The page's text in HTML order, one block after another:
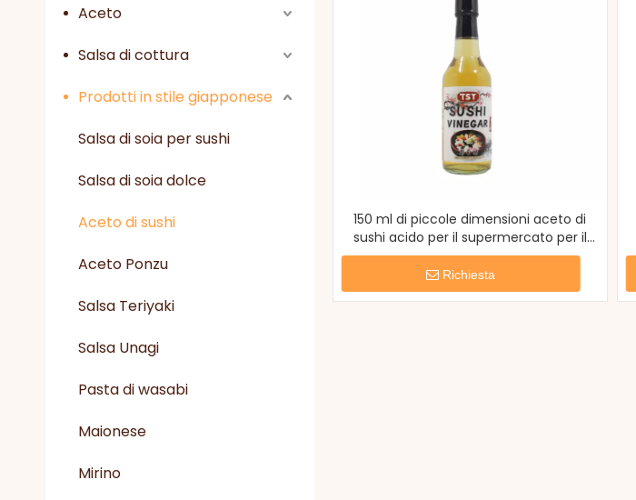
Aceto
Salsa di cottura
Prodotti in stile giapponese
Salsa di soia per sushi
Salsa di soia dolce
Aceto di sushi
Aceto Ponzu
Salsa Teriyaki
Salsa Unagi
Pasta di wasabi
Maionese
Mirino
150 ml di piccole dimensioni aceto di
sushi acido per il supermercato per il
supermercato
Richiesta